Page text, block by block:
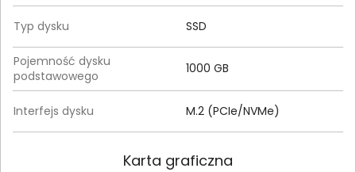
Typ dysku SSD
Pojemność dysku
podstawowego
1000 GB
Interfejs dysku M.2 (PCIe/NVMe)
Karta graficzna